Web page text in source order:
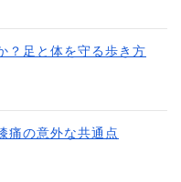
？足と体を守る歩き方
痛の意外な共通点